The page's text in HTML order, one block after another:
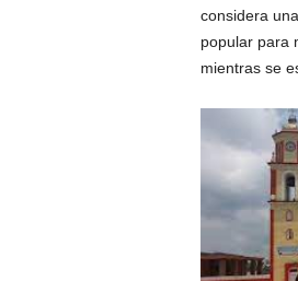
considera
popular para
mientras se